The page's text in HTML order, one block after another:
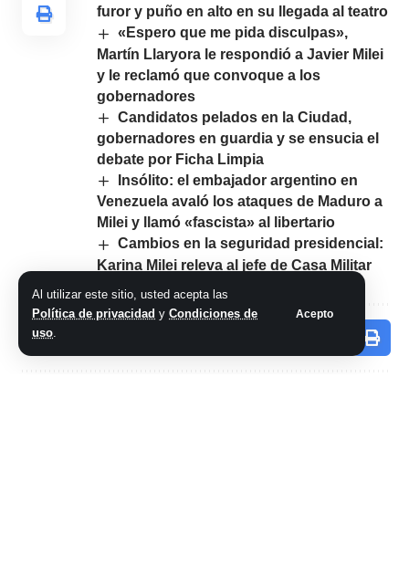
Al utilizar este sitio, usted acepta las
Política de privacidad y Condiciones de
uso.
Acepto
furor y puño en alto en su llegada al teatro
«Espero que me pida disculpas»,
Martín Llaryora le respondió a Javier Milei
y le reclamó que convoque a los
gobernadores
Candidatos pelados en la Ciudad,
gobernadores en guardia y se ensucia el
debate por Ficha Limpia
Insólito: el embajador argentino en
Venezuela avaló los ataques de Maduro a
Milei y llamó «fascista» al libertario
Cambios en la seguridad presidencial:
Karina Milei releva al jefe de Casa Militar
Comparte este artículo